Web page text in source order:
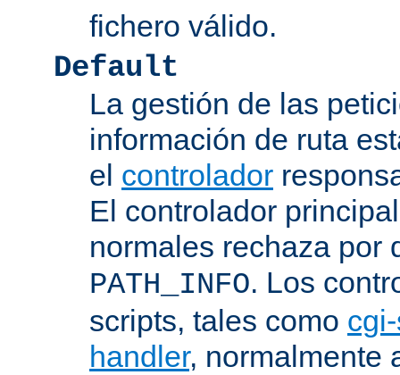
fichero válido.
Default
La gestión de las
información de ruta
el controlador
El controlador
normales rechaza por
PATH_INFO. Los
scripts, tales como
handler, normalmente